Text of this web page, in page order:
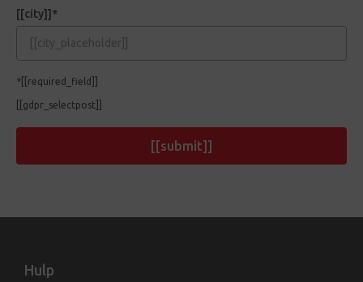
[[city]]*
*[[required_field]]
[[gdpr_selectpost]]
[[submit]]
Hulp